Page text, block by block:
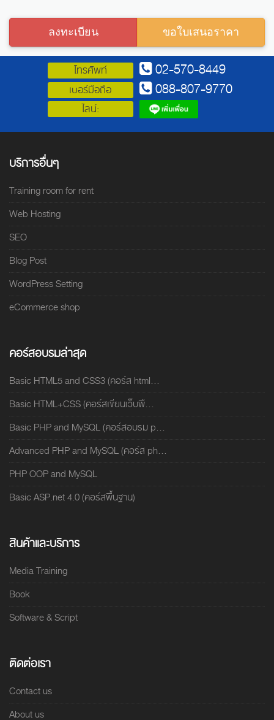
ลงทะเบียน ขอใบเสนอราคา
โทรศัพท์ 02-570-8449
เบอร์มือถือ 088-807-9770
ไลน์:
บริการอื่นๆ
Training room for rent
Web Hosting
SEO
Blog Post
WordPress Setting
eCommerce shop
คอร์สอบรมล่าสุด
Basic HTML5 and CSS3 (คอร์ส html...
Basic HTML+CSS (คอร์สเขียนเว็บพื...
Basic PHP and MySQL (คอร์สอบรม p...
Advanced PHP and MySQL (คอร์ส ph...
PHP OOP and MySQL
Basic ASP.net 4.0 (คอร์สพื้นฐาน)
สินค้าและบริการ
Media Training
Book
Software & Script
ติดต่อเรา
Contact us
About us